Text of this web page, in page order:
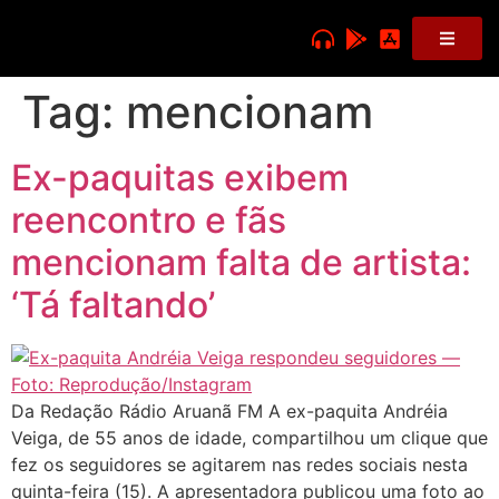
Tag: mencionam
Ex-paquitas exibem
reencontro e fãs
mencionam falta de artista:
‘Tá faltando’
Da Redação Rádio Aruanã FM A ex-paquita Andréia
Veiga, de 55 anos de idade, compartilhou um clique que
fez os seguidores se agitarem nas redes sociais nesta
quinta-feira (15). A apresentadora publicou uma foto ao